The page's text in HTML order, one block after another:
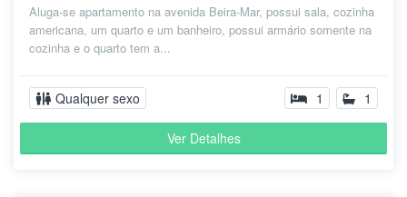
Aluga-se apartamento na avenida Beira-Mar, possui sala, cozinha
americana, um quarto e um banheiro, possui armário somente na
cozinha e o quarto tem a...
Qualquer sexo 1 1
Ver Detalhes